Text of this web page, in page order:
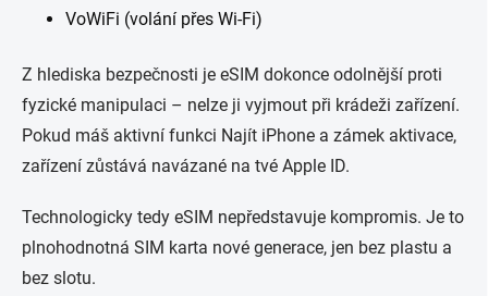
VoWiFi (volání přes Wi-Fi)
Z hlediska bezpečnosti je eSIM dokonce odolnější proti
fyzické manipulaci – nelze ji vyjmout při krádeži zařízení.
Pokud máš aktivní funkci Najít iPhone a zámek aktivace,
zařízení zůstává navázané na tvé Apple ID.
Technologicky tedy eSIM nepředstavuje kompromis. Je to
plnohodnotná SIM karta nové generace, jen bez plastu a
bez slotu.